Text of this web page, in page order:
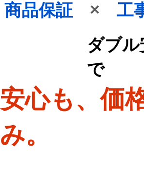
商品保証 × 工
ダブ
で
安心も、価
み。